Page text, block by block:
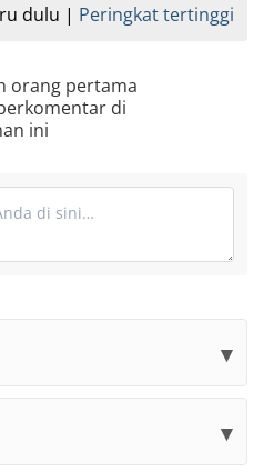
dulu Peringkat tertinggi
orang pertama
di
ini